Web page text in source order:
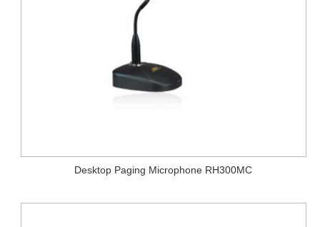
Desktop Paging Microphone RH300MC